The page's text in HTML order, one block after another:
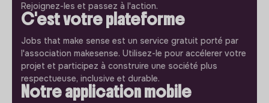
Rejoignez-les et passez à l'action.
C'est votre plateforme
Jobs that make sense est un service gratuit porté par
l'association makesense. Utilisez-le pour accélerer votre
projet et participez à construire une société plus
respectueuse, inclusive et durable.
Notre application mobile